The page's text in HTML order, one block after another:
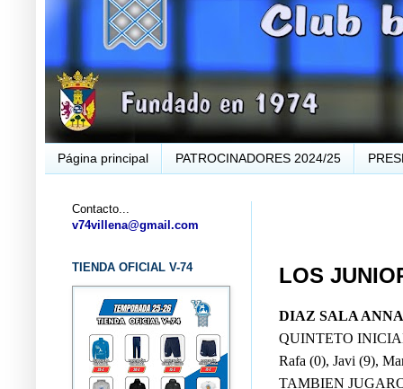
Página principal PATROCINADORES 2024/25
LOS
DIAZ SALA
QUINTETO
Rafa (0), Javi (9),
TAMBIEN
Contacto...
v74villena@gmail.com
TIENDA OFICIAL V-74